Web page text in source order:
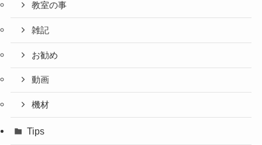
教室の事
雑記
お勧め
動画
機材
Tips